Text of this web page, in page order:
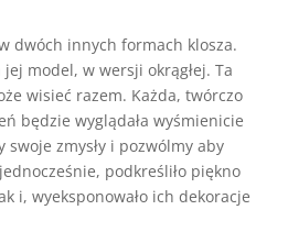
dwóch innych formach klosza.
model, w wersji okrągłej. Ta
wisieć razem. Każda, twórczo
będzie wyglądała wyśmienicie
zmysły i pozwólmy aby
jednocześnie, podkreśliło piękno
i, wyeksponowało ich dekoracje